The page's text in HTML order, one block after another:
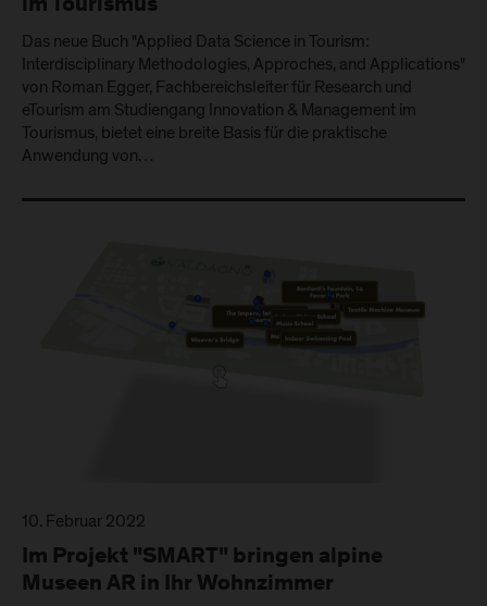
im Tourismus
Das neue Buch "Applied Data Science in Tourism:
Interdisciplinary Methodologies, Approches, and Applications"
von Roman Egger, Fachbereichsleiter für Research und
eTourism am Studiengang Innovation & Management im
Tourismus, bietet eine breite Basis für die praktische
Anwendung von…
10. Februar 2022
Im Projekt "SMART" bringen alpine
Museen AR in Ihr Wohnzimmer